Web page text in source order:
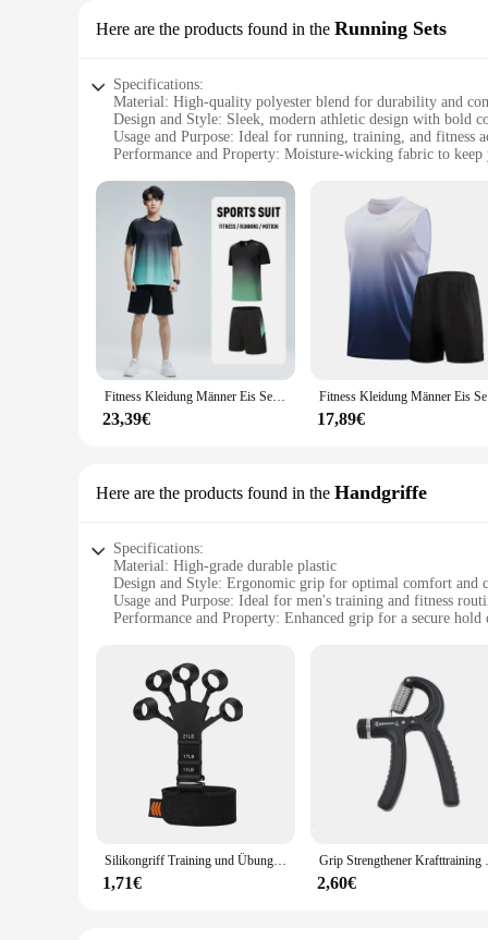
Integrating these resistance bands into your training
easy storage, making them an ideal choice for those with
Here are the products found in the Running Sets
Specifications:
Material: High-quality polyester blend for durability and
Design and Style: Sleek, modern athletic design with bold
Usage and Purpose: Ideal for running, training, and fitness
Performance and Property: Moisture-wicking fabric to
Parts and Accessories: Comes with a matching jacket and
Features:
**Optimized for Performance**
The männer traning Running Sets are meticulously
comfort, allowing you to push your limits without
performance in their training regimen.
**Versatile and Stylish**
These sets are not just about functionality; they also boast
you're hitting the gym or running on the trails, the männer
that flatters your physique and enhances your athletic
**For Vendors and Suppliers**
Fitness Kleidung Männer Eis Seide schnell trocknende Sportswear Set Sommer kurz ärmel ige T-Shirt Morgen Laufen Basketball Trainings raum sh
23,39€ 17,89€
Here are the products found in the Handgriffe
Specifications:
Material: High-grade durable plastic
Design and Style: Ergonomic grip for optimal comfort and
Usage and Purpose: Ideal for men's training and fitness
Performance and Property: Enhanced grip for a secure hold
Applicable People: Designed for men looking to improve
Features:
|Wholesale|
**Optimized for Performance**
The männer traning Handgriffe are meticulously crafted to
workouts. The ergonomic grip ensures that your hands
beginner, these hand grips are versatile enough to cater to
**Versatile Training Companion**
These hand grips are not just about strength; they are
groups. The sets come with multiple grips, allowing you to
workout setup.
Silikongriff Training und Übung Fingerübung Bahre Handstärker Arthritis Grip Trainer Handbürste Expander Griffe
1,71€
Grip
2,60€